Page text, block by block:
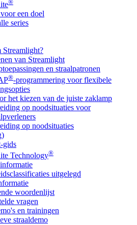
een doel
series
Streamlight?
van Streamlight
en straalpatronen
®-programmering voor flexibele
het kiezen van de juiste zaklamp
op noodsituaties voor
op noodsituaties
gids
Technology®
uitgelegd
woordenlijst
vragen
en trainingen
straaldemo